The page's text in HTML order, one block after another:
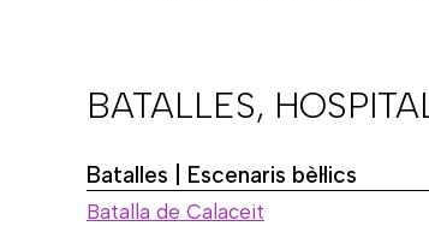
BATALLES,
Batalles | Escenaris bèl·lics
Batalla de Calaceit